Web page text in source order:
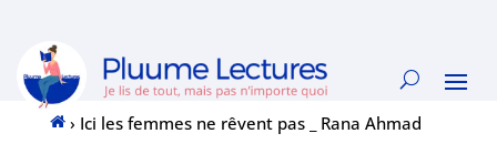
Accueil
› Ici les femmes ne rêvent pas _ Rana Ahmad